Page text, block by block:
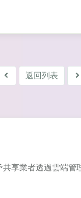
返回列表
享業者透過雲端